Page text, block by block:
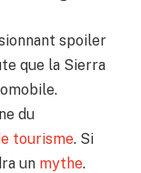
spoiler
que la Sierra
du
tourisme. Si
un mythe.